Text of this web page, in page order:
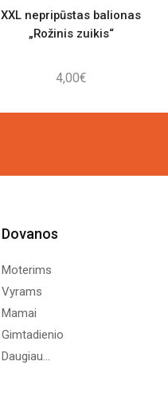
XXL nepripūstas balionas
„Rožinis zuikis“
4,00€
Dovanos
Moterims
Vyrams
Mamai
Gimtadienio
Daugiau...